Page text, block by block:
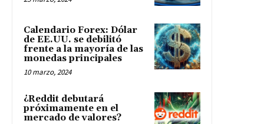
Calendario Forex: Dólar
de EE.UU. se debilitó
frente a la mayoría de las
monedas principales
10 marzo, 2024
¿Reddit debutará
próximamente en el
mercado de valores?